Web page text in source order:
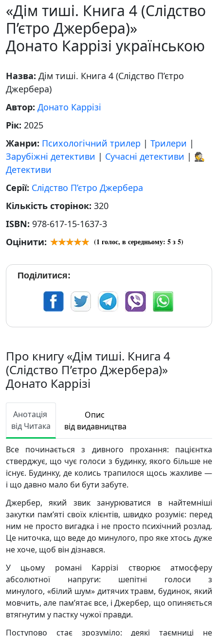
«Дім тиші. Книга 4 (Слідство
П’єтро Джербера)»
Донато Каррізі українською
Назва: Дім тиші. Книга 4 (Слідство П’єтро
Джербера)
Автор: Донато Каррізі
Рік: 2025
Жанри: Психологічний трилер | Трилери |
Зарубіжні детективи | Сучасні детективи | 🕵
Детективи
Серії: Слідство П’єтро Джербера
Кількість сторінок: 320
ISBN: 978-617-15-1637-3
Оцінити:
(1 голос, в середньому: 5з 5)
Поділитися:
Про книгу «Дім тиші. Книга 4
(Слідство П’єтро Джербера)»
Донато Каррізі
Анотація
від Читака
Опис
від видавництва
Все починається з дивного прохання: пацієнтка
стверджує, що чує голоси з будинку, якого більше не
існує. Будинку, де колись трапилося щось жахливе —
і що давно мало би бути забуте.
Джербер, який звик занурюватися в найтемніші
закутки пам’яті своїх клієнтів, швидко розуміє: перед
ним не просто вигадка і не просто психічний розлад.
Це ниточка, що веде до минулого, про яке хтось дуже
не хоче, щоб він дізнався.
У цьому романі Каррізі створює атмосферу
абсолютної напруги: шепітні голоси з
минулого, «білий шум» дитячих травм, будинок, який
мовчить, але пам’ятає все, і Джербер, що опиняється
втягнутим у пастку чужої правди.
Поступово стає зрозуміло: деякі таємниці не